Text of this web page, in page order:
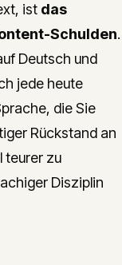
ist das
Schulden.
Deutsch und
jede heute
die Sie
Rückstand an
teurer zu
Disziplin